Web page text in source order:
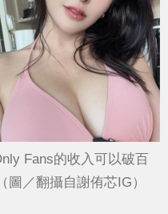
Fans的收入可以破百
／翻攝自謝侑芯IG）